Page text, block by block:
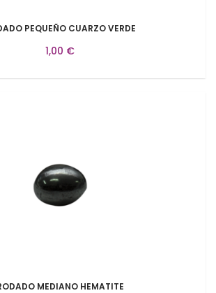
PEQUEÑO CUARZO VERDE
1,00 €
MEDIANO HEMATITE